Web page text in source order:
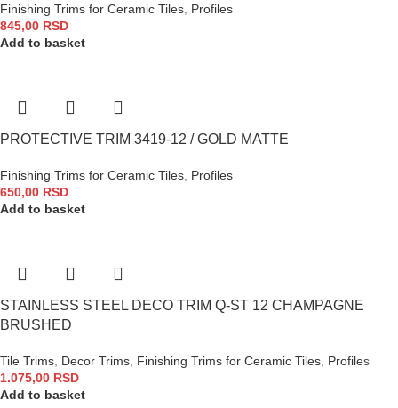
Finishing Trims for Ceramic Tiles, Profiles
845,00 RSD
Add to basket
PROTECTIVE TRIM 3419-12 / GOLD MATTE
Finishing Trims for Ceramic Tiles, Profiles
650,00 RSD
Add to basket
STAINLESS STEEL DECO TRIM Q-ST 12 CHAMPAGNE
BRUSHED
Tile Trims, Decor Trims, Finishing Trims for Ceramic Tiles, Profiles
1.075,00 RSD
Add to basket